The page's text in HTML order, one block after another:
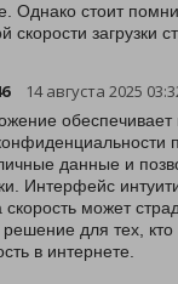
Однако стоит
скорости загрузки
14 августа 2025
обеспечивает
данные и
Интерфейс
скорость может
для тех, кто
в интернете.